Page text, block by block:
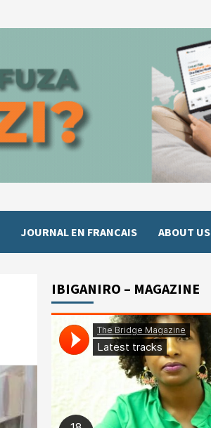
JOURNAL EN FRANCAIS ABOUT US
IBIGANIRO – MAGAZINE